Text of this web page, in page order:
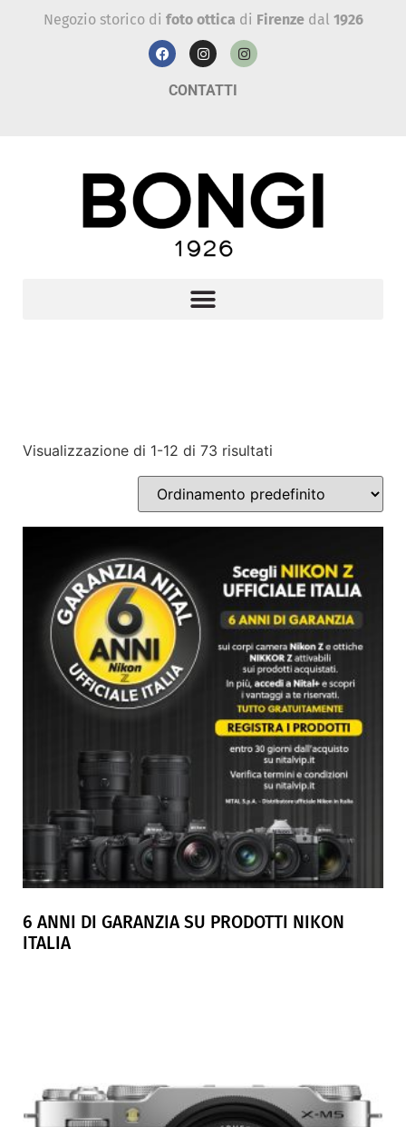
Negozio storico di foto ottica di Firenzedal 1926
CONTATTI
Visualizzazione di 1-12 di 73 risultati
6 ANNI DI GARANZIA SU PRODOTTI NIKON
ITALIA